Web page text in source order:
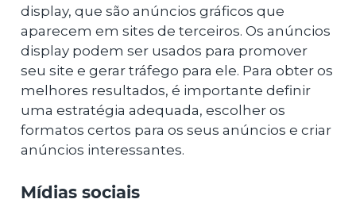
display, que são anúncios gráficos que
aparecem em sites de terceiros. Os anúncios
display podem ser usados para promover
seu site e gerar tráfego para ele. Para obter os
melhores resultados, é importante definir
uma estratégia adequada, escolher os
formatos certos para os seus anúncios e criar
anúncios interessantes.
Mídias sociais